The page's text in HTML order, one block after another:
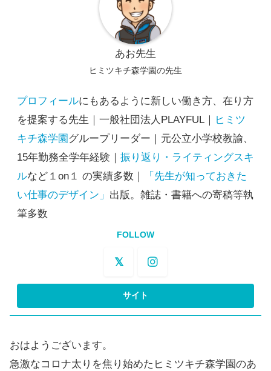
あお先生
ヒミツキチ森学園の先生
プロフィールにもあるように新しい働き方、在り方
を提案する先生｜一般社団法人PLAYFUL｜ ヒミツ
キチ森学園 グループリーダー｜元公立小学校教諭、
15年勤務全学年経験｜ 振り返り・ライティングスキ
ルなど１on１ の実績多数｜
「先生が知っておきた
い仕事のデザイン」 出版。雑誌・書籍への寄稿等執
筆多数
FOLLOW
おはようございます。
急激なコロナ太りを焦り始めたヒミツキチ森学園のあ